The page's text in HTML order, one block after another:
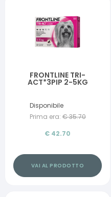
FRONTLINE TRI-
ACT*3PIP 2-5KG
Disponibile
Prima era: €35.70
€ 42.70
VAI AL PRODOTTO